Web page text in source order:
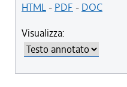
HTML- PDF - DOC
Visualizza: